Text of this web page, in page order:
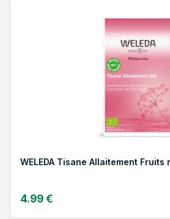
WELEDA Tisane Allaitement Fruits
4.99 €